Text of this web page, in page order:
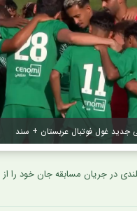
تایلندی در جریان مسابقه جان خود